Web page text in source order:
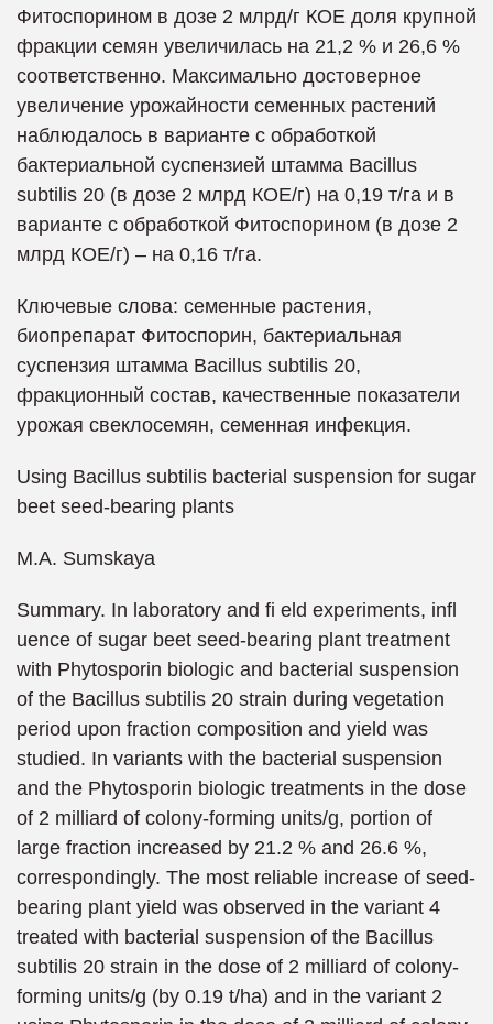
Фитоспорином в дозе 2 млрд/г КОЕ доля крупной
фракции семян увеличилась на 21,2 % и 26,6 %
соответственно. Максимально достоверное
увеличение урожайности семенных растений
наблюдалось в варианте с обработкой
бактериальной суспензией штамма Bacillus
subtilis 20 (в дозе 2 млрд КОЕ/г) на 0,19 т/га и в
варианте с обработкой Фитоспорином (в дозе 2
млрд КОЕ/г) – на 0,16 т/га.
Ключевые слова: семенные растения,
биопрепарат Фитоспорин, бактериальная
суспензия штамма Bacillus subtilis 20,
фракционный состав, качественные показатели
урожая свеклосемян, семенная инфекция.
Using Bacillus subtilis bacterial suspension for sugar
beet seed-bearing plants
M.A. Sumskaya
Summary. In laboratory and fi eld experiments, infl
uence of sugar beet seed-bearing plant treatment
with Phytosporin biologic and bacterial suspension
of the Bacillus subtilis 20 strain during vegetation
period upon fraction composition and yield was
studied. In variants with the bacterial suspension
and the Phytosporin biologic treatments in the dose
of 2 milliard of colony-forming units/g, portion of
large fraction increased by 21.2 % and 26.6 %,
correspondingly. The most reliable increase of seed-
bearing plant yield was observed in the variant 4
treated with bacterial suspension of the Bacillus
subtilis 20 strain in the dose of 2 milliard of colony-
forming units/g (by 0.19 t/ha) and in the variant 2